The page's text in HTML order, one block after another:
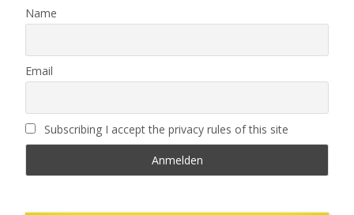
Name
Email
Subscribing I accept the privacy rules of this site